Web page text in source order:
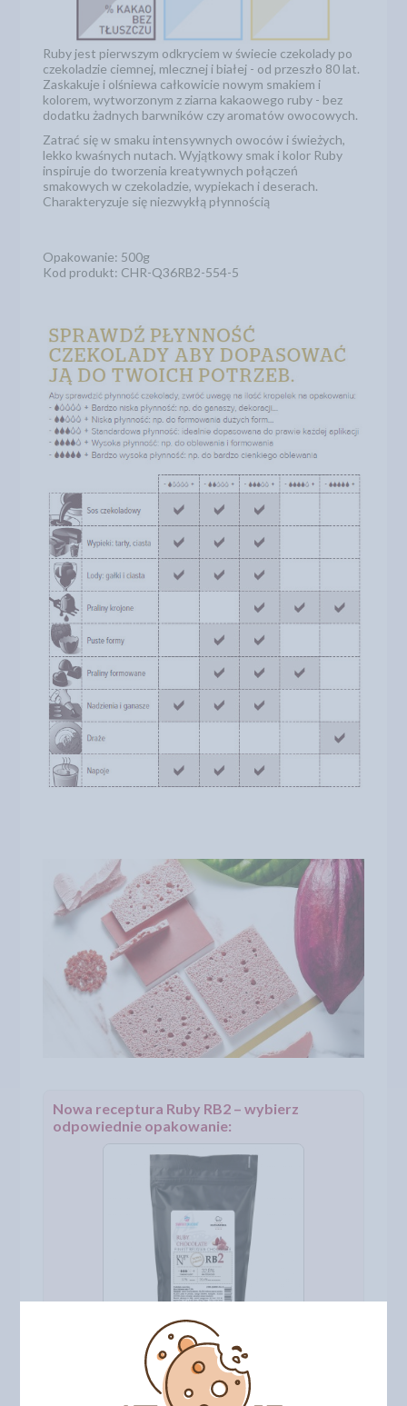
Ruby jest pierwszym odkryciem w świecie czekolady po
czekoladzie ciemnej, mlecznej i białej - od przeszło 80 lat.
Zaskakuje i olśniewa całkowicie nowym smakiem i
kolorem, wytworzonym z ziarna kakaowego ruby - bez
dodatku żadnych barwników czy aromatów owocowych.
Zatrać się w smaku intensywnych owoców i świeżych,
lekko kwaśnych nutach. Wyjątkowy smak i kolor Ruby
inspiruje do tworzenia kreatywnych połączeń
smakowych w czekoladzie, wypiekach i deserach.
Charakteryzuje się niezwykłą płynnością
Opakowanie: 500g
Kod produkt: CHR-Q36RB2-554-5
Nowa receptura Ruby RB2 – wybierz
odpowiednie opakowanie:
500 g